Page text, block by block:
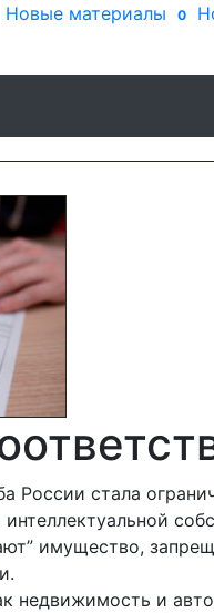
Новые материалы 0
России стала
имущество,
недвижимость и